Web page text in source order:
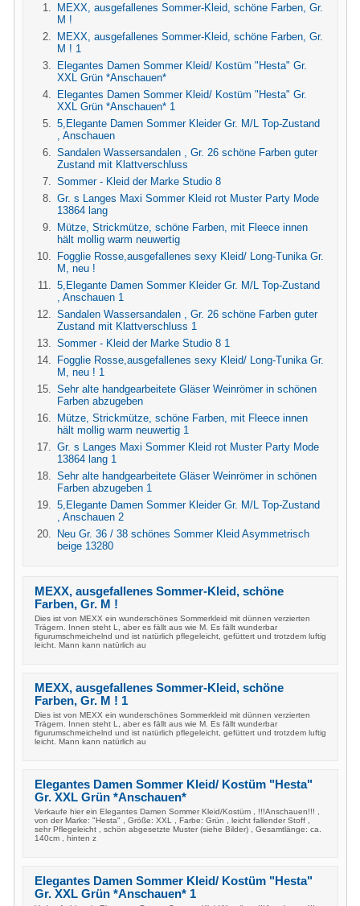
MEXX, ausgefallenes Sommer-Kleid, schöne Farben, Gr.
M !
MEXX, ausgefallenes Sommer-Kleid, schöne Farben, Gr.
M ! 1
Elegantes Damen Sommer Kleid/ Kostüm "Hesta" Gr.
XXL Grün *Anschauen*
Elegantes Damen Sommer Kleid/ Kostüm "Hesta" Gr.
XXL Grün *Anschauen* 1
5,Elegante Damen Sommer Kleider Gr. M/L Top-Zustand
, Anschauen
Sandalen Wassersandalen , Gr. 26 schöne Farben guter
Zustand mit Klattverschluss
Sommer - Kleid der Marke Studio 8
Gr. s Langes Maxi Sommer Kleid rot Muster Party Mode
13864 lang
Mütze, Strickmütze, schöne Farben, mit Fleece innen
hält mollig warm neuwertig
Fogglie Rosse,ausgefallenes sexy Kleid/ Long-Tunika Gr.
M, neu !
5,Elegante Damen Sommer Kleider Gr. M/L Top-Zustand
, Anschauen 1
Sandalen Wassersandalen , Gr. 26 schöne Farben guter
Zustand mit Klattverschluss 1
Sommer - Kleid der Marke Studio 8 1
Fogglie Rosse,ausgefallenes sexy Kleid/ Long-Tunika Gr.
M, neu ! 1
Sehr alte handgearbeitete Gläser Weinrömer in schönen
Farben abzugeben
Mütze, Strickmütze, schöne Farben, mit Fleece innen
hält mollig warm neuwertig 1
Gr. s Langes Maxi Sommer Kleid rot Muster Party Mode
13864 lang 1
Sehr alte handgearbeitete Gläser Weinrömer in schönen
Farben abzugeben 1
5,Elegante Damen Sommer Kleider Gr. M/L Top-Zustand
, Anschauen 2
Neu Gr. 36 / 38 schönes Sommer Kleid Asymmetrisch
beige 13280
MEXX, ausgefallenes Sommer-Kleid, schöne
Farben, Gr. M !
Dies ist von MEXX ein wunderschönes Sommerkleid mit dünnen verzierten
Trägern. Innen steht L, aber es fällt aus wie M. Es fällt wunderbar
figurumschmeichelnd und ist natürlich pflegeleicht, gefüttert und trotzdem luftig
leicht. Mann kann natürlich au
MEXX, ausgefallenes Sommer-Kleid, schöne
Farben, Gr. M ! 1
Dies ist von MEXX ein wunderschönes Sommerkleid mit dünnen verzierten
Trägern. Innen steht L, aber es fällt aus wie M. Es fällt wunderbar
figurumschmeichelnd und ist natürlich pflegeleicht, gefüttert und trotzdem luftig
leicht. Mann kann natürlich au
Elegantes Damen Sommer Kleid/ Kostüm "Hesta"
Gr. XXL Grün *Anschauen*
Verkaufe hier ein Elegantes Damen Sommer Kleid/Kostüm , !!!Anschauen!!! ,
von der Marke: "Hesta" , Größe: XXL , Farbe: Grün , leicht fallender Stoff ,
sehr Pflegeleicht , schön abgesetzte Muster (siehe Bilder) , Gesamtlänge: ca.
140cm , hinten z
Elegantes Damen Sommer Kleid/ Kostüm "Hesta"
Gr. XXL Grün *Anschauen* 1